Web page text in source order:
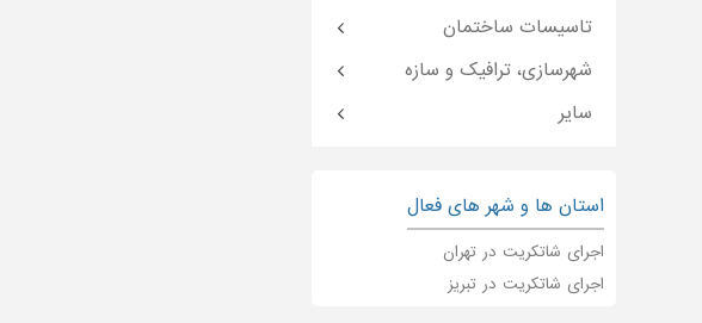
تاسیسات ساختمان
شهرسازی، ترافیک و سازه
سایر
استان ها و شهر های فعال
اجرای شاتکریت در تهران
اجرای شاتکریت در تبریز